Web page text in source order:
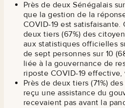
Près de deux Sénégalais
que la gestion de la
COVID-19 est
deux tiers (67%) des
aux statistiques officielles
de sept personnes sur 10
liée à la gouvernance de
riposte COVID-19
Près de deux tiers (71%)
reçu une assistance du
recevaient pas avant la